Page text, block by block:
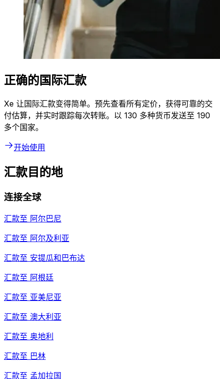
正确的国际汇款
Xe 让国际汇款变得简单。预先查看所有定价，获得可靠的交
付估算，并实时跟踪每次转账。以 130 多种货币发送至 190
多个国家。
开始使用
汇款目的地
连接全球
汇款至 阿尔巴尼
汇款至 阿尔及利亚
汇款至 安提瓜和巴布达
汇款至 阿根廷
汇款至 亚美尼亚
汇款至 澳大利亚
汇款至 奥地利
汇款至 巴林
汇款至 孟加拉国